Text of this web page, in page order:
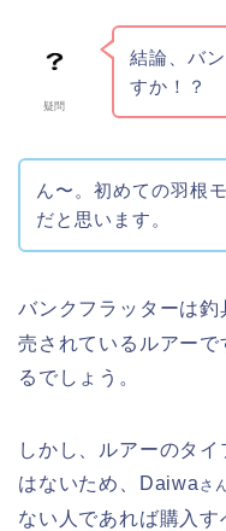
疑問
結論、バ
すか！？
ん〜。初めての羽根
だと思います。
バンクフラッターは
売されているルアー
るでしょう。
しかし、ルアーのタ
はないため、Daiwa さ
ない人であれば購入す